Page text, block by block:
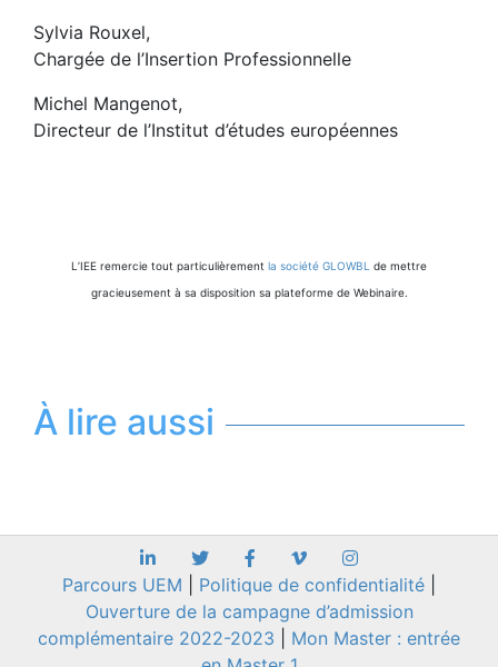
Sylvia Rouxel,
Chargée de l’Insertion Professionnelle
Michel Mangenot,
Directeur de l’Institut d’études européennes
L’IEE remercie tout particulièrement la société GLOWBL de mettre
gracieusement à sa disposition sa plateforme de Webinaire.
À lire aussi
Parcours UEM Politique de confidentialité
Ouverture de la campagne d’admission
complémentaire 2022-2023
Mon Master : entrée